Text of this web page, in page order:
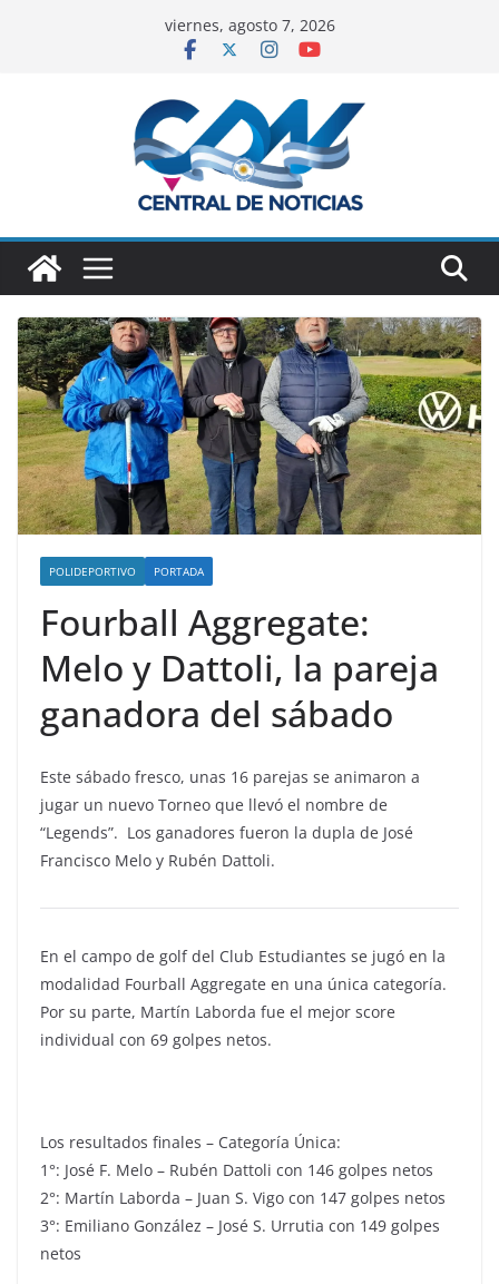
viernes, agosto 7, 2026
POLIDEPORTIVO PORTADA
Fourball Aggregate:
Melo y Dattoli, la pareja
ganadora del sábado
Este sábado fresco, unas 16 parejas se animaron a
jugar un nuevo Torneo que llevó el nombre de
“Legends”. Los ganadores fueron la dupla de José
Francisco Melo y Rubén Dattoli.
En el campo de golf del Club Estudiantes se jugó en la
modalidad Fourball Aggregate en una única categoría.
Por su parte, Martín Laborda fue el mejor score
individual con 69 golpes netos.
Los resultados finales – Categoría Única:
1°: José F. Melo – Rubén Dattoli con 146 golpes netos
2°: Martín Laborda – Juan S. Vigo con 147 golpes netos
3°: Emiliano González – José S. Urrutia con 149 golpes
netos